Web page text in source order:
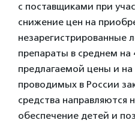
с поставщиками при
снижение цен на
незарегистрированные
препараты в среднем на
предлагаемой цены и
проводимых в России
средства направляются
обеспечение детей и